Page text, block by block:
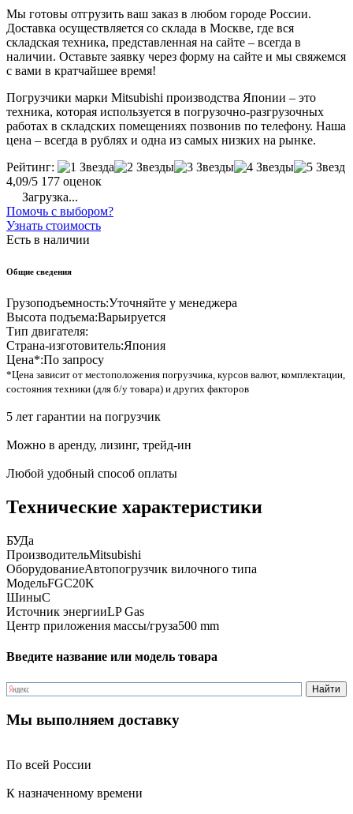
Мы готовы отгрузить ваш заказ в любом городе России.
Доставка осуществляется со склада в Москве, где вся
складская техника, представленная на сайте – всегда в
наличии. Оставьте заявку через форму на сайте и мы свяжемся
с вами в кратчайшее время!
Погрузчики марки Mitsubishi производства Японии – это
техника, которая используется в погрузочно-разгрузочных
работах в складских помещениях позвонив по телефону. Наша
цена – всегда в рублях и одна из самых низких на рынке.
Рейтинг:
4,09/5 177 оценок
Загрузка...
Помочь с выбором?
Узнать стоимость
Есть в наличии
Общие сведения
Грузоподъемность:Уточняйте у менеджера
Высота подъема:Варьируется
Тип двигателя:
Страна-изготовитель:Япония
Цена*:По запросу
*Цена зависит от местоположения погрузчика, курсов валют, комплектации,
состояния техники (для б/у товара) и других факторов
5 лет гарантии на погрузчик
Можно в аренду, лизинг, трейд-ин
Любой удобный способ оплаты
Технические характеристики
БУДа
ПроизводительMitsubishi
ОборудованиеАвтопогрузчик вилочного типа
МодельFGC20K
ШиныC
Источник энергииLP Gas
Центр приложения массы/груза500 mm
Введите название или модель товара
Мы выполняем доставку
По всей России
К назначенному времени